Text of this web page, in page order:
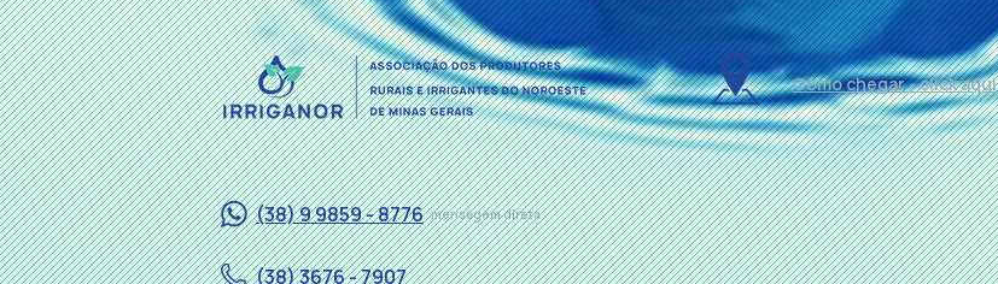
(38) 9 9859 - 8776 mensagem direta
(38) 3676 - 7907
Como chegar - click aqui